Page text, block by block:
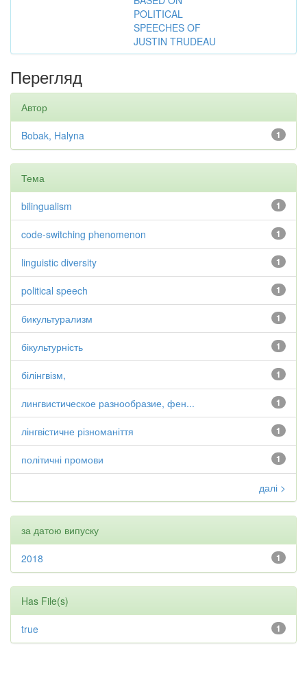
POLITICAL
SPEECHES OF
JUSTIN TRUDEAU
Перегляд
Автор
1
Bobak, Halyna
Тема
1
bilingualism
1
code-switching phenomenon
1
linguistic diversity
1
political speech
1
бикультурализм
1
бікультурність
1
білінгвізм,
1
лингвистическое разнообразие, фен...
1
лінгвістичне різноманіття
1
політичні промови
далі >
за датою випуску
1
2018
Has File(s)
1
true